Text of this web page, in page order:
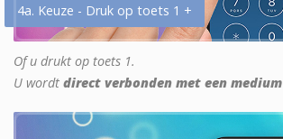
4a. Keuze - Druk op toets 1 +
Of u drukt op toets 1.
U wordt direct verbonden met een medium